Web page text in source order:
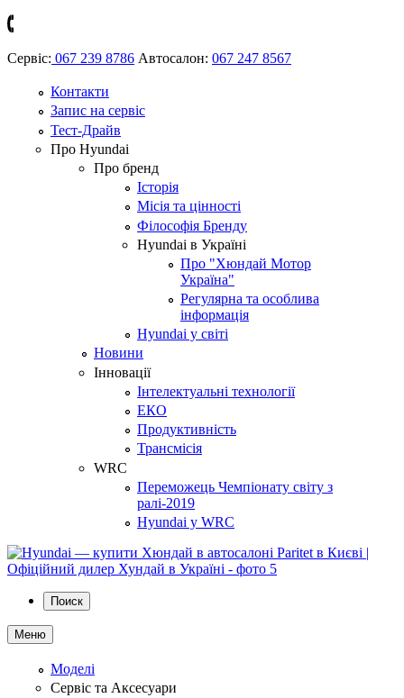
Сервіс: 067 239 8786 Автосалон: 067 247 8567
Контакти
Запис на сервіс
Тест-Драйв
Про Hyundai
Про бренд
Історія
Місія та цінності
Філософія Бренду
Hyundai в Україні
Про "Хюндай Мотор
Україна"
Регулярна та особлива
інформація
Hyundai у світі
Новини
Інновації
Інтелектуальні технології
ЕКО
Продуктивність
Трансмісія
WRC
Переможець Чемпіонату світу з
ралі-2019
Hyundai у WRC
Поиск
Меню
Моделі
Сервіс та Аксесуари